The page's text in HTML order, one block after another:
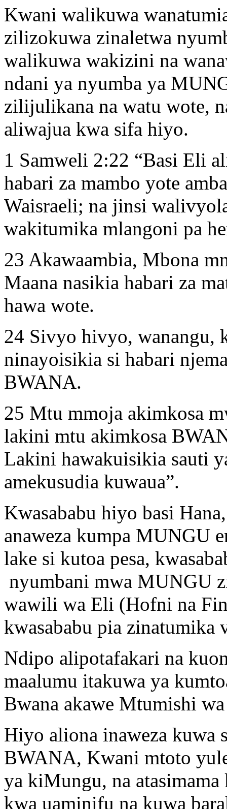
Kwani walikuwa
zilizokuwa zinaletwa
walikuwa wakizini na
ndani ya nyumba ya
zilijulikana na watu wote,
aliwajua kwa sifa hiyo.
1 Samweli 2:22 “Basi Eli
habari za mambo yote
Waisraeli; na jinsi
wakitumika mlangoni pa
23 Akawaambia, Mbona
Maana nasikia habari za
hawa wote.
24 Sivyo hivyo, wanangu,
ninayoisikia si habari
BWANA.
25 Mtu mmoja akimkosa
lakini mtu akimkosa
Lakini hawakuisikia sauti
amekusudia kuwaua”.
Kwasababu hiyo basi
anaweza kumpa MUNGU
lake si kutoa pesa,
nyumbani mwa MUNGU
wawili wa Eli (Hofni na
kwasababu pia zinatumika
Ndipo alipotafakari na
maalumu itakuwa ya
Bwana akawe Mtumishi
Hiyo aliona inaweza kuwa
BWANA, Kwani mtoto
ya kiMungu, na
kwa uaminifu na kuwa